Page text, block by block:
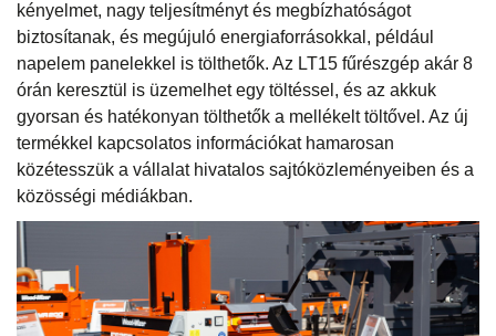
kényelmet, nagy teljesítményt és megbízhatóságot
biztosítanak, és megújuló energiaforrásokkal, például
napelem panelekkel is tölthetők. Az LT15 fűrészgép akár 8
órán keresztül is üzemelhet egy töltéssel, és az akkuk
gyorsan és hatékonyan tölthetők a mellékelt töltővel. Az új
termékkel kapcsolatos információkat hamarosan
közétesszük a vállalat hivatalos sajtóközleményeiben és a
közösségi médiákban.